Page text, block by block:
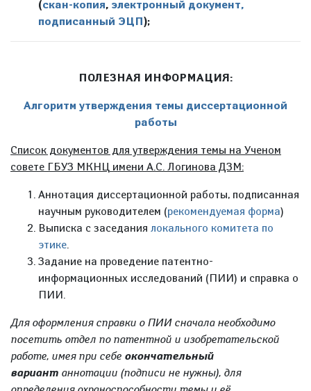
(скан-копия, электронный документ,
подписанный ЭЦП);
ПОЛЕЗНАЯ ИНФОРМАЦИЯ:
Алгоритм утверждения темы диссертационной
работы
Список документов для утверждения темы на Ученом
совете ГБУЗ МКНЦ имени А.С. Логинова ДЗМ:
Аннотация диссертационной работы, подписанная
научным руководителем (рекомендуемая форма)
Выписка с заседания локального комитета по
этике.
Задание на проведение патентно-
информационных исследований (ПИИ) и справка о
ПИИ.
Для оформления справки о ПИИ сначала необходимо
посетить отдел по патентной и изобретательской
работе, имея при себе окончательный
вариант аннотации (подписи не нужны), для